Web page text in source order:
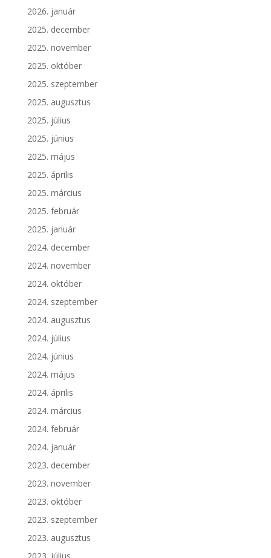
2026. január
2025. december
2025. november
2025. október
2025. szeptember
2025. augusztus
2025. július
2025. június
2025. május
2025. április
2025. március
2025. február
2025. január
2024. december
2024. november
2024. október
2024. szeptember
2024. augusztus
2024. július
2024. június
2024. május
2024. április
2024. március
2024. február
2024. január
2023. december
2023. november
2023. október
2023. szeptember
2023. augusztus